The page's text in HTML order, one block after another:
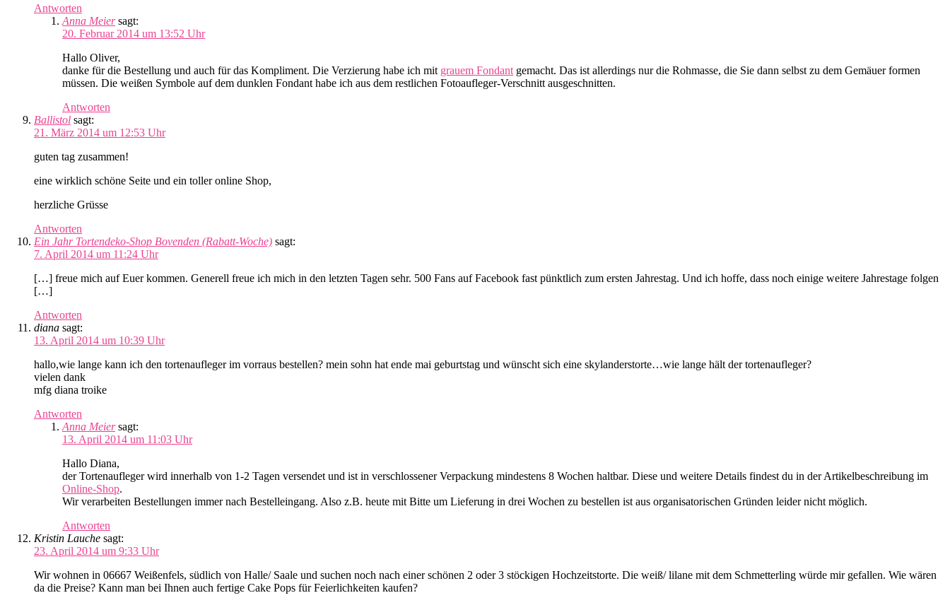
Antworten
Anna Meier sagt:
20. Februar 2014 um 13:52 Uhr
Hallo Oliver,
danke für die Bestellung und auch für das Kompliment. Die Verzierung habe ich mit grauem Fondant gemacht. Das ist allerdings nur die Rohmasse, die Sie dann selbst zu dem Gemäuer formen
müssen. Die weißen Symbole auf dem dunklen Fondant habe ich aus dem restlichen Fotoaufleger-Verschnitt ausgeschnitten.
Antworten
Ballistol sagt:
21. März 2014 um 12:53 Uhr
guten tag zusammen!
eine wirklich schöne Seite und ein toller online Shop,
herzliche Grüsse
Antworten
Ein Jahr Tortendeko-Shop Bovenden (Rabatt-Woche) sagt:
7. April 2014 um 11:24 Uhr
[…] freue mich auf Euer kommen. Generell freue ich mich in den letzten Tagen sehr. 500 Fans auf Facebook fast pünktlich zum ersten Jahrestag. Und ich hoffe, dass noch einige weitere Jahrestage folgen
[…]
Antworten
diana sagt:
13. April 2014 um 10:39 Uhr
hallo,wie lange kann ich den tortenaufleger im vorraus bestellen? mein sohn hat ende mai geburtstag und wünscht sich eine skylanderstorte…wie lange hält der tortenaufleger?
vielen dank
mfg diana troike
Antworten
Anna Meier sagt:
13. April 2014 um 11:03 Uhr
Hallo Diana,
der Tortenaufleger wird innerhalb von 1-2 Tagen versendet und ist in verschlossener Verpackung mindestens 8 Wochen haltbar. Diese und weitere Details findest du in der Artikelbeschreibung im
Online-Shop.
Wir verarbeiten Bestellungen immer nach Bestelleingang. Also z.B. heute mit Bitte um Lieferung in drei Wochen zu bestellen ist aus organisatorischen Gründen leider nicht möglich.
Antworten
Kristin Lauche sagt:
23. April 2014 um 9:33 Uhr
Wir wohnen in 06667 Weißenfels, südlich von Halle/ Saale und suchen noch nach einer schönen 2 oder 3 stöckigen Hochzeitstorte. Die weiß/ lilane mit dem Schmetterling würde mir gefallen. Wie wären
da die Preise? Kann man bei Ihnen auch fertige Cake Pops für Feierlichkeiten kaufen?